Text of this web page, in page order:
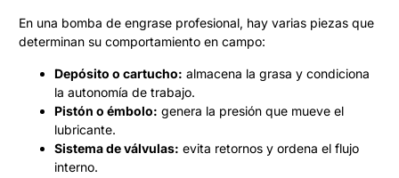
En una bomba de engrase profesional, hay varias piezas que
determinan su comportamiento en campo:
Depósito o cartucho: almacena la grasa y condiciona
la autonomía de trabajo.
Pistón o émbolo: genera la presión que mueve el
lubricante.
Sistema de válvulas: evita retornos y ordena el flujo
interno.